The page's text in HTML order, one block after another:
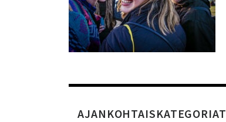
AJANKOHTAISKATEGORIAT